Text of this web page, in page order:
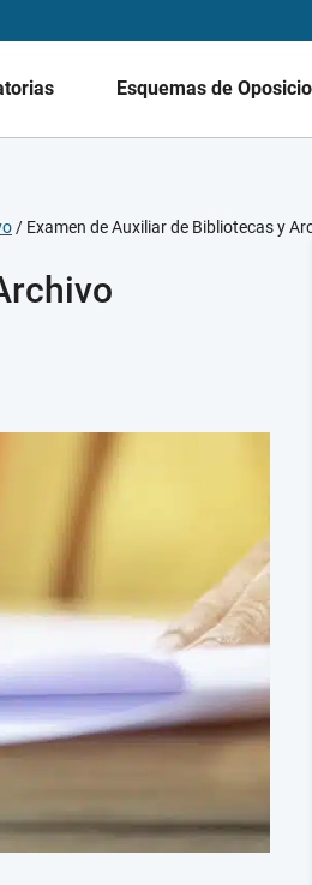
Esquemas de
/ Examen de Auxiliar de Bibliotecas y